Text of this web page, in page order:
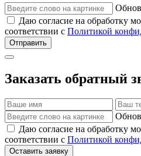
Даю согласие на обработку
соответствии с Политикой
Отправить
Заказать обратный
Даю согласие на обработку
соответствии с Политикой
Оставить заявку